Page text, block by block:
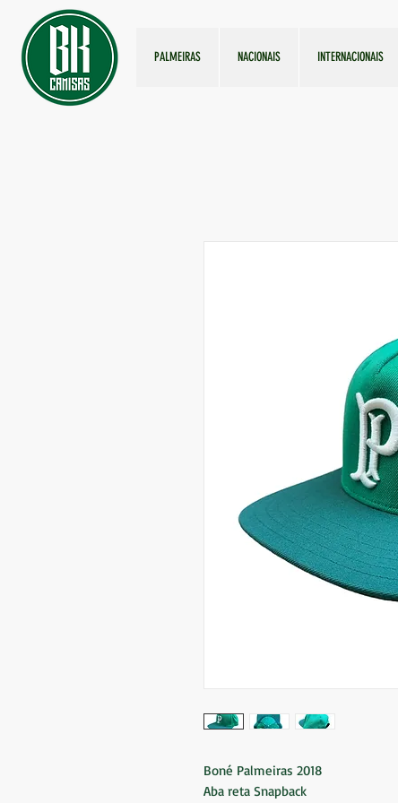
PALMEIRAS NACIONAIS INTERNACIONAIS
Boné Palmeiras 2018
Aba reta Snapback